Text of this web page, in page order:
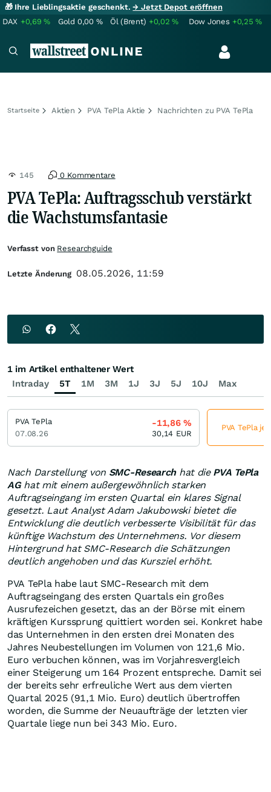
🎁 Ihre Lieblingsaktie geschenkt.→ Jetzt Depot eröffnen
DAX +0,69% Gold 0,00 % Öl (Brent) +0,02% Dow Jones +0,25%
Startseite Aktien PVA TePla Aktie Nachrichten zu PVA TePla
145 0 Kommentare
PVA TePla: Auftragsschub verstärkt
die Wachstumsfantasie
Nach Darstellung von SMC-Researchhat die PVA TePla
AGhat mit einem außergewöhnlich starken
Auftragseingang im ersten Quartal ein klares Signal
gesetzt. Laut Analyst Adam Jakubowski bietet die
Entwicklung die deutlich verbesserte Visibilität für das
künftige Wachstum des Unternehmens. Vor diesem
Hintergrund hat SMC-Research die Schätzungen
deutlich angehoben und das Kursziel erhöht.
PVA TePla habe laut SMC-Research mit dem
Auftragseingang des ersten Quartals ein großes
Ausrufezeichen gesetzt, das an der Börse mit einem
kräftigen Kurssprung quittiert worden sei. Konkret habe
das Unternehmen in den ersten drei Monaten des
Jahres Neubestellungen im Volumen von 121,6 Mio.
Euro verbuchen können, was im Vorjahresvergleich
einer Steigerung um 164 Prozent entspreche. Damit sei
der bereits sehr erfreuliche Wert aus dem vierten
Quartal 2025 (91,1 Mio. Euro) deutlich übertroffen
worden, die Summe der Neuaufträge der letzten vier
Quartale liege nun bei 343 Mio. Euro.
Verfasst von Researchguide
Letzte Änderung 08.05.2026, 11:59
Intraday 5T 1M 3M 1J 3J 5J 10J Max
1 im Artikel enthaltener Wert
PVA TePla
07.08.26
-11,86%
30,14 EUR
PVA TePla